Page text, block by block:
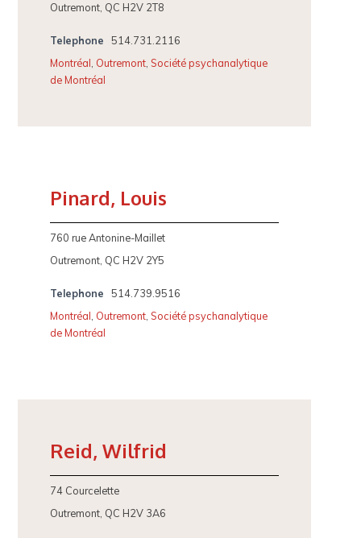
Outremont, QC H2V 2T8
Telephone
514.731.2116
Montréal, Outremont, Société psychanalytique
de Montréal
Pinard, Louis
760 rue Antonine-Maillet
Outremont, QC H2V 2Y5
Telephone
514.739.9516
Montréal, Outremont, Société psychanalytique
de Montréal
Reid, Wilfrid
74 Courcelette
Outremont, QC H2V 3A6